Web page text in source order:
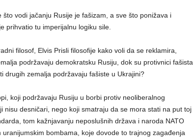
vodi jačanju Rusije je fašizam, a sve što ponižava i
prihvatio tu imperijalnu logiku sile.
filosof, Elvis Prisli filosofije kako voli da se reklamira,
podržavaju demokratsku Rusiju, dok su protivnici fašista
drugih zemalja podržavaju fašiste u Ukrajini?
koji podržavaju Rusiju u borbi protiv neoliberalnog
nisu desničari, nego koji smatraju da se mora stati na put toj
tom kažnjavanju neposlušnih država i naroda NATO
bombama, koje dovode to trajnog zagađenja